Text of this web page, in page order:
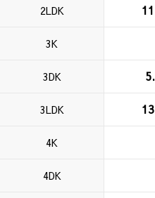
2LDK
3K
3DK
3LDK
4K
4DK